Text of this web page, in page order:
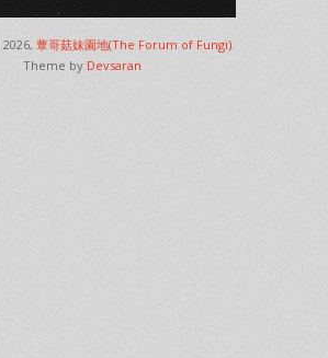
蕈哥菇妹園地(The Forum of Fungi)
Theme by Devsaran